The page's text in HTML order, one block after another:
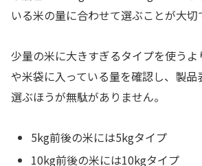
いる米の量に合わせて選ぶことが大切
少量の米に大きすぎるタイプを使う
や米袋に入っている量を確認し、製品
選ぶほうが無駄がありません。
5kg前後の米には5kgタイプ
10kg前後の米には10kgタイプ